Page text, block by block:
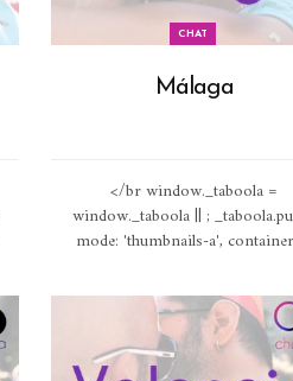
CHAT
Málaga
</br window._taboola =
window._taboola || ;
mode: 'thumbnails-a',